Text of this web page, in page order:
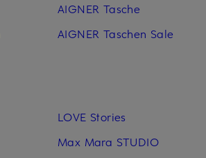
AIGNER Tasche
AIGNER Taschen Sale
LOVE Stories
Max Mara STUDIO